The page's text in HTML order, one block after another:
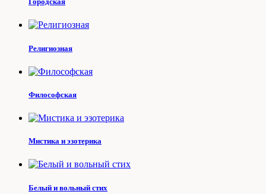
Религиозная
Философская
Мистика и эзотерика
Белый и вольный стих